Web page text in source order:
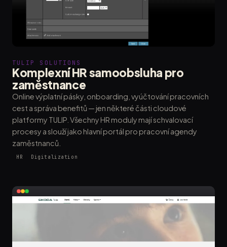
TULIP SOLUTIONS
Komplexní HR samoobsluha pro
zaměstnance
Online výplatní pásky, onboarding, vyúčtování pracovních
cest a správa benefitů — jen některé části cloudové
platformy TULIP. Všechny HR moduly mají schvalovací
procesy a slouží jako hlavní portál pro pracovní agendy
zaměstnanců.
HR Digitalization